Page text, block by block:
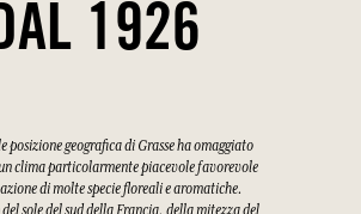
1926
posizione geografica di Grasse ha omaggiato
clima particolarmente piacevole favorevole
di molte specie floreali e aromatiche.
sole del sud della Francia, della mitezza del